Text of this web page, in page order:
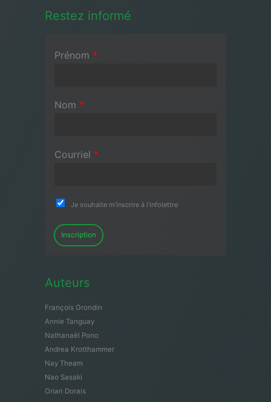
Restez informé
Prénom *
Nom *
Courriel *
Je souhaite m'inscrire à l'infolettre
Inscription
Auteurs
François Grondin
Annie Tanguay
Nathanaël Pono
Andrea Krotthammer
Nay Theam
Nao Sasaki
Orian Dorais